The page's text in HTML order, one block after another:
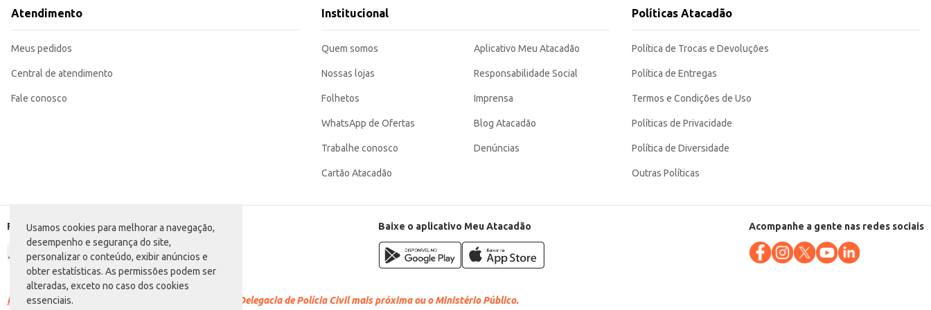
Usamos cookies para melhorar a navegação,
desempenho e segurança do site,
personalizar o conteúdo, exibir anúncios e
obter estatísticas. As permissões podem ser
alteradas, exceto no caso dos cookies
essenciais.
Atendimento
Meus pedidos
Central de atendimento
Fale conosco
Institucional
Quem somos
Nossas lojas
Folhetos
WhatsApp de Ofertas
Trabalhe conosco
Cartão Atacadão
Aplicativo Meu Atacadão
Responsabilidade Social
Imprensa
Blog Atacadão
Denúncias
Políticas Atacadão
Política de Trocas e Devoluções
Política de Entregas
Termos e Condições de Uso
Políticas de Privacidade
Política de Diversidade
Outras Políticas
Formas de pagamento Baixe o aplicativo Meu Atacadão Acompanhe a gente nas redes sociais
Racismo é crime. Denuncie. Disque 100 ou procure a Delegacia de Polícia Civil mais próxima ou o Ministério Público.